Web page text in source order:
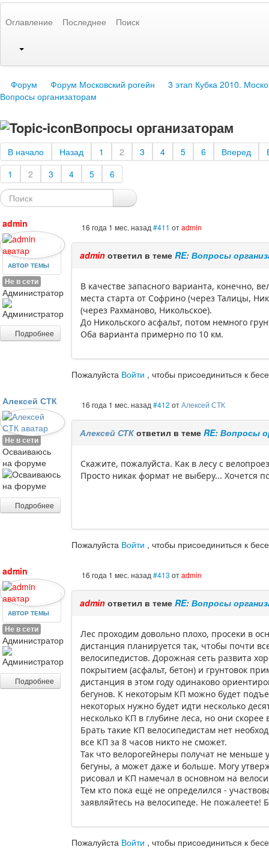
Оглавление Последнее Поиск
Форум Форум Московский рогейн
3 этап Кубка 2010.
Вопросы организаторам
Вопросы организаторам
В начало Назад 1 2 3 4 5 6 Вперед
1
2 3 4 5 6
admin
АВТОР ТЕМЫ
Не в сети
Администратор
Подробнее
16 года 1 мес. назад #411 отadmin
admin ответил в темеRE: Вопросы
В качестве запасного варианта, конечно,
места старта от Софрино (через Талицы,
(через Рахманово, Никольское).
До Никольского асфальт, потом немного
Оба варианта примерно по 10 км.
Пожалуйста Войти , чтобы присоединиться к
Алексей СТК
Не в сети
Осваиваюсь
на форуме
Подробнее
16 года 1 мес. назад #412 отАлексей СТК
Алексей СТК ответил в темеRE: Вопросы
Скажите, пожалуйста. Как в лесу с
Просто никак формат не выберу... Хочется
Пожалуйста Войти , чтобы присоединиться к
admin
АВТОР ТЕМЫ
Не в сети
Администратор
Подробнее
16 года 1 мес. назад #413 отadmin
admin ответил в темеRE: Вопросы
Лес проходим довольно плохо, просеки в
дистанция планируется так, чтобы почти
велосипедистов. Дорожная сеть развита
покрытием (асфальт, бетон) и грунтовок
дистанция в этом году одинаково
бегунов. К некоторым КП можно будет
некоторых нужно будет идти несколько
несколько КП в глубине леса, но они скорее
Брать такие КП велосипедистам нет
все КП за 8 часов никто не сможет.
Так что велорогейнеры получат не меньше
бегуны, а может даже и больше. Могу
рисовал и КП намечал в основном на
Тем кто пока ещё не определился -
заявляйтесь на велосипеде. Не пожалеете!
Пожалуйста Войти , чтобы присоединиться к